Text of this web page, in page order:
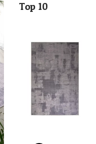
Top 10